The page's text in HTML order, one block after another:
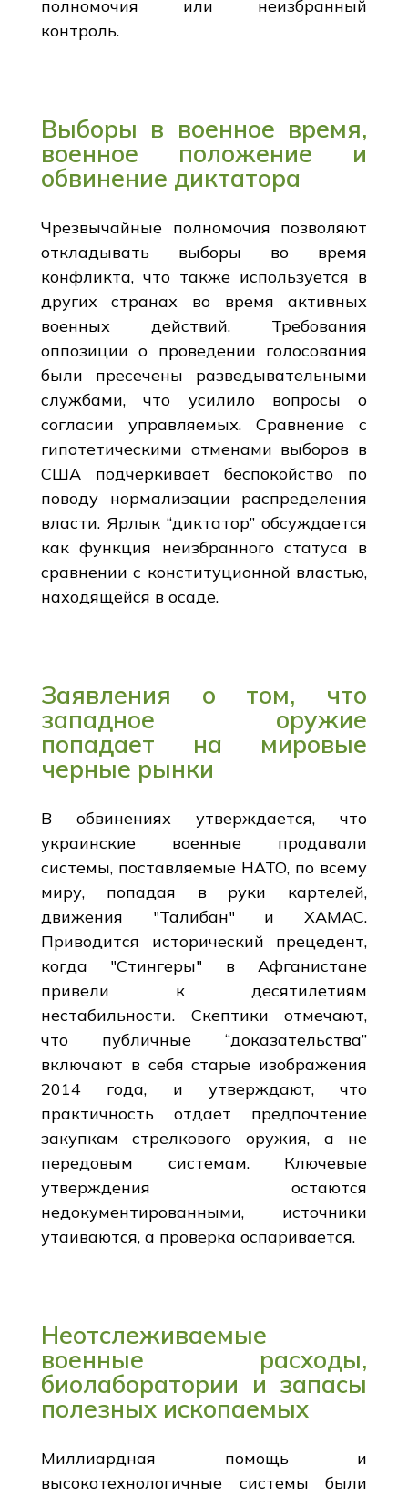
полномочия или неизбранный
контроль.
Выборы в военное время,
военное положение и
обвинение диктатора
Чрезвычайные полномочия позволяют
откладывать выборы во время
конфликта, что также используется в
других странах во время активных
военных действий. Требования
оппозиции о проведении голосования
были пресечены разведывательными
службами, что усилило вопросы о
согласии управляемых. Сравнение с
гипотетическими отменами выборов в
США подчеркивает беспокойство по
поводу нормализации распределения
власти. Ярлык “диктатор” обсуждается
как функция неизбранного статуса в
сравнении с конституционной властью,
находящейся в осаде.
Заявления о том, что
западное оружие
попадает на мировые
черные рынки
В обвинениях утверждается, что
украинские военные продавали
системы, поставляемые НАТО, по всему
миру, попадая в руки картелей,
движения "Талибан" и ХАМАС.
Приводится исторический прецедент,
когда "Стингеры" в Афганистане
привели к десятилетиям
нестабильности. Скептики отмечают,
что публичные “доказательства”
включают в себя старые изображения
2014 года, и утверждают, что
практичность отдает предпочтение
закупкам стрелкового оружия, а не
передовым системам. Ключевые
утверждения остаются
недокументированными, источники
утаиваются, а проверка оспаривается.
Неотслеживаемые
военные расходы,
биолаборатории и запасы
полезных ископаемых
Миллиардная помощь и
высокотехнологичные системы были